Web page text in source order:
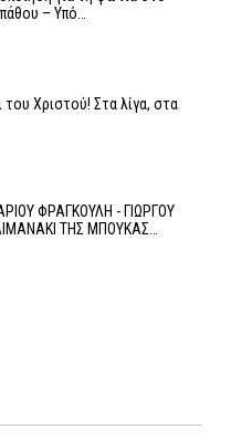
– Υπό…
του Χριστού! Στα λίγα, στα
ΦΡΑΓΚΟΥΛΗ - ΓΙΩΡΓΟΥ
ΤΗΣ ΜΠΟΥΚΑΣ…